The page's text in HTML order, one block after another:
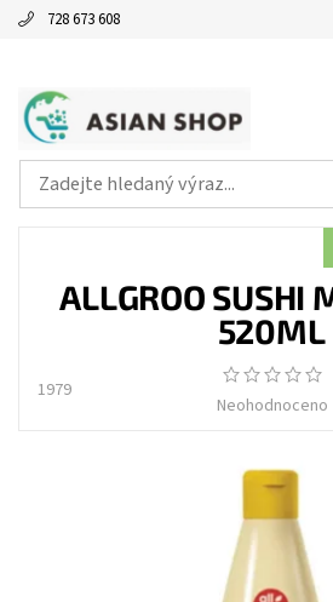
728 673 608
ALLGROO SUSHI
520ML
1979
Neohodnoceno